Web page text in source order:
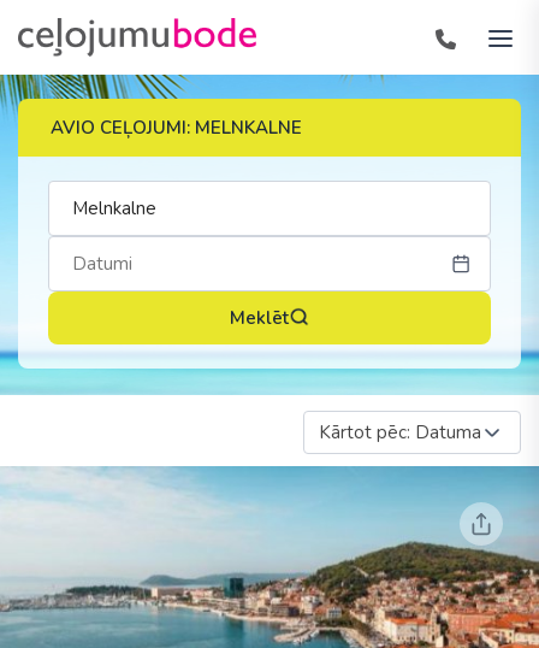
AVIO CEĻOJUMI: MELNKALNE
Meklēt
Kārtot pēc: Datuma